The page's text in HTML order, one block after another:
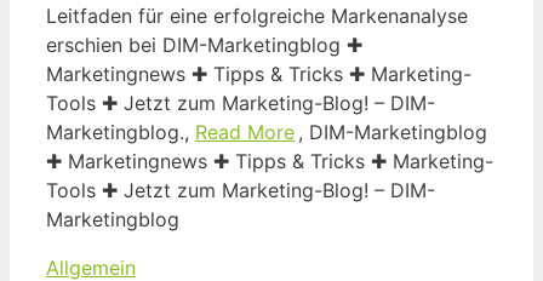
Leitfaden für eine erfolgreiche Markenanalyse
erschien bei DIM-Marketingblog ✚
Marketingnews ✚ Tipps & Tricks ✚ Marketing-
Tools ✚ Jetzt zum Marketing-Blog! – DIM-
Marketingblog., Read More , DIM-Marketingblog
✚ Marketingnews ✚ Tipps & Tricks ✚ Marketing-
Tools ✚ Jetzt zum Marketing-Blog! – DIM-
Marketingblog
Kategorien
Allgemein